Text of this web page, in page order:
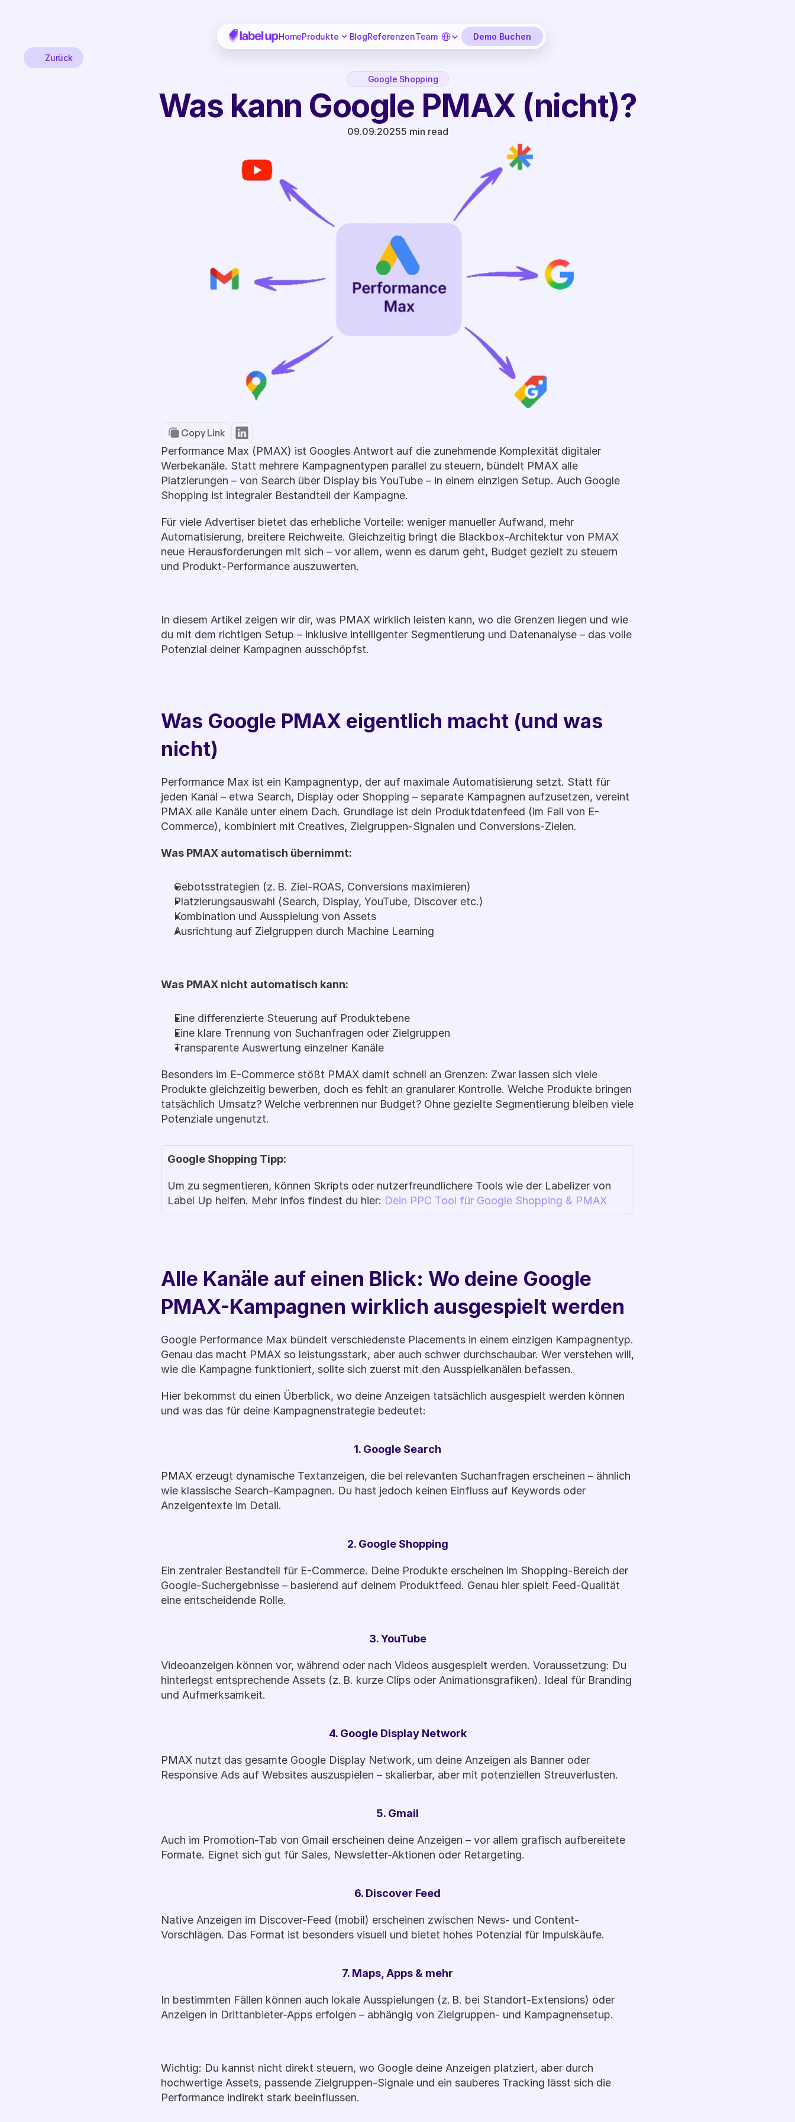
HomeProdukte BlogReferenzenTeam Select LanguageDemo Buchen
Zurück
Google Shopping
Was kann Google PMAX (nicht)?
09.09.20255 min read
Copy Link
Performance Max (PMAX) ist Googles Antwort auf die zunehmende Komplexität digitaler
Werbekanäle. Statt mehrere Kampagnentypen parallel zu steuern, bündelt PMAX alle
Platzierungen – von Search über Display bis YouTube – in einem einzigen Setup. Auch Google
Shopping ist integraler Bestandteil der Kampagne.
Für viele Advertiser bietet das erhebliche Vorteile: weniger manueller Aufwand, mehr
Automatisierung, breitere Reichweite. Gleichzeitig bringt die Blackbox-Architektur von PMAX
neue Herausforderungen mit sich – vor allem, wenn es darum geht, Budget gezielt zu steuern
und Produkt-Performance auszuwerten.
In diesem Artikel zeigen wir dir, was PMAX wirklich leisten kann, wo die Grenzen liegen und wie
du mit dem richtigen Setup – inklusive intelligenter Segmentierung und Datenanalyse – das volle
Potenzial deiner Kampagnen ausschöpfst.
Was Google PMAX eigentlich macht (und was
nicht)
Performance Max ist ein Kampagnentyp, der auf maximale Automatisierung setzt. Statt für
jeden Kanal – etwa Search, Display oder Shopping – separate Kampagnen aufzusetzen, vereint
PMAX alle Kanäle unter einem Dach. Grundlage ist dein Produktdatenfeed (im Fall von E-
Commerce), kombiniert mit Creatives, Zielgruppen-Signalen und Conversions-Zielen.
Was PMAX automatisch übernimmt:
Gebotsstrategien (z. B. Ziel-ROAS, Conversions maximieren)
Platzierungsauswahl (Search, Display, YouTube, Discover etc.)
Kombination und Ausspielung von Assets
Ausrichtung auf Zielgruppen durch Machine Learning
Was PMAX nicht automatisch kann:
Eine differenzierte Steuerung auf Produktebene
Eine klare Trennung von Suchanfragen oder Zielgruppen
Transparente Auswertung einzelner Kanäle
Besonders im E-Commerce stößt PMAX damit schnell an Grenzen: Zwar lassen sich viele
Produkte gleichzeitig bewerben, doch es fehlt an granularer Kontrolle. Welche Produkte bringen
tatsächlich Umsatz? Welche verbrennen nur Budget? Ohne gezielte Segmentierung bleiben viele
Potenziale ungenutzt.
Google Shopping Tipp:
Um zu segmentieren, können Skripts oder nutzerfreundlichere Tools wie der Labelizer von
Label Up helfen. Mehr Infos findest du hier: Dein PPC Tool für Google Shopping & PMAX
Alle Kanäle auf einen Blick: Wo deine Google
PMAX-Kampagnen wirklich ausgespielt werden
Google Performance Max bündelt verschiedenste Placements in einem einzigen Kampagnentyp.
Genau das macht PMAX so leistungsstark, aber auch schwer durchschaubar. Wer verstehen will,
wie die Kampagne funktioniert, sollte sich zuerst mit den Ausspielkanälen befassen.
Hier bekommst du einen Überblick, wo deine Anzeigen tatsächlich ausgespielt werden können
und was das für deine Kampagnenstrategie bedeutet:
1. Google Search
PMAX erzeugt dynamische Textanzeigen, die bei relevanten Suchanfragen erscheinen – ähnlich
wie klassische Search-Kampagnen. Du hast jedoch keinen Einfluss auf Keywords oder
Anzeigentexte im Detail.
2. Google Shopping
Ein zentraler Bestandteil für E-Commerce. Deine Produkte erscheinen im Shopping-Bereich der
Google-Suchergebnisse – basierend auf deinem Produktfeed. Genau hier spielt Feed-Qualität
eine entscheidende Rolle.
3. YouTube
Videoanzeigen können vor, während oder nach Videos ausgespielt werden. Voraussetzung: Du
hinterlegst entsprechende Assets (z. B. kurze Clips oder Animationsgrafiken). Ideal für Branding
und Aufmerksamkeit.
4. Google Display Network
PMAX nutzt das gesamte Google Display Network, um deine Anzeigen als Banner oder
Responsive Ads auf Websites auszuspielen – skalierbar, aber mit potenziellen Streuverlusten.
5. Gmail
Auch im Promotion-Tab von Gmail erscheinen deine Anzeigen – vor allem grafisch aufbereitete
Formate. Eignet sich gut für Sales, Newsletter-Aktionen oder Retargeting.
6. Discover Feed
Native Anzeigen im Discover-Feed (mobil) erscheinen zwischen News- und Content-
Vorschlägen. Das Format ist besonders visuell und bietet hohes Potenzial für Impulskäufe.
7. Maps, Apps & mehr
In bestimmten Fällen können auch lokale Ausspielungen (z. B. bei Standort-Extensions) oder
Anzeigen in Drittanbieter-Apps erfolgen – abhängig von Zielgruppen- und Kampagnensetup.
Wichtig: Du kannst nicht direkt steuern, wo Google deine Anzeigen platziert, aber durch
hochwertige Assets, passende Zielgruppen-Signale und ein sauberes Tracking lässt sich die
Performance indirekt stark beeinflussen.